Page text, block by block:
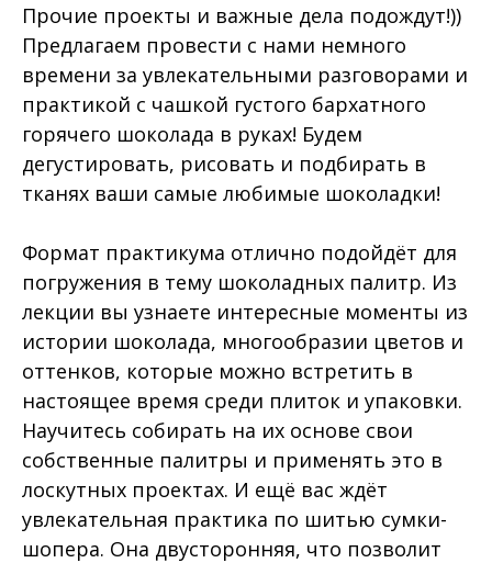
Прочие проекты и важные дела подождут!))
Предлагаем провести с нами немного
времени за увлекательными разговорами и
практикой с чашкой густого бархатного
горячего шоколада в руках! Будем
дегустировать, рисовать и подбирать в
тканях ваши самые любимые шоколадки!
Формат практикума отлично подойдёт для
погружения в тему шоколадных палитр. Из
лекции вы узнаете интересные моменты из
истории шоколада, многообразии цветов и
оттенков, которые можно встретить в
настоящее время среди плиток и упаковки.
Научитесь собирать на их основе свои
собственные палитры и применять это в
лоскутных проектах. И ещё вас ждёт
увлекательная практика по шитью сумки-
шопера. Она двусторонняя, что позволит